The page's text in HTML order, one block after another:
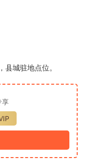
城驻地点位。
享